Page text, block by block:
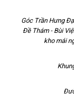
Góc Trần Hưng
Đề Thám - Bùi
kho mái